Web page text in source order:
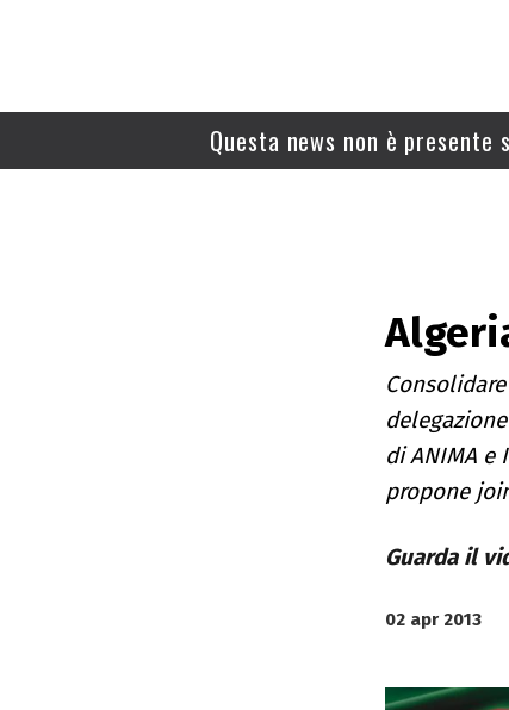
Questa news non è
di ANIMA
propone
Guarda il
02 apr 2013